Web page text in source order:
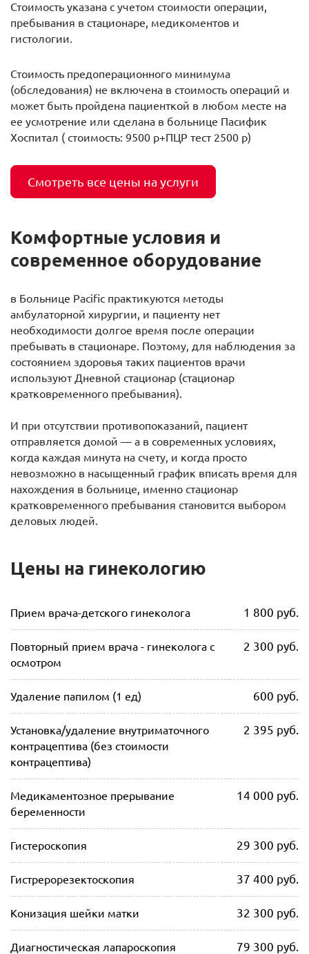
Стоимость указана с учетом стоимости операции,
пребывания в стационаре, медикоментов и
гистологии.
Стоимость предоперационного минимума
(обследования) не включена в стоимость операций и
может быть пройдена пациенткой в любом месте на
ее усмотрение или сделана в больнице Пасифик
Хоспитал ( стоимость: 9500 р+ПЦР тест 2500 р)
Смотреть все цены на услуги
Комфортные условия и
современное оборудование
в Больнице Pacific практикуются методы
амбулаторной хирургии, и пациенту нет
необходимости долгое время после операции
пребывать в стационаре. Поэтому, для наблюдения за
состоянием здоровья таких пациентов врачи
используют Дневной стационар (стационар
кратковременного пребывания).
И при отсутствии противопоказаний, пациент
отправляется домой — а в современных условиях,
когда каждая минута на счету, и когда просто
невозможно в насыщенный график вписать время для
нахождения в больнице, именно стационар
кратковременного пребывания становится выбором
деловых людей.
Цены на гинекологию
Прием врача-детского гинеколога 1 800 руб.
Повторный прием врача - гинеколога с
осмотром
2 300 руб.
Удаление папилом (1 ед) 600 руб.
Установка/удаление внутриматочного
контрацептива (без стоимости
контрацептива)
2 395 руб.
Медикаментозное прерывание
беременности
14 000 руб.
Гистероскопия 29 300 руб.
Гистрерорезектоскопия 37 400 руб.
Конизация шейки матки 32 300 руб.
Диагностическая лапароскопия 79 300 руб.